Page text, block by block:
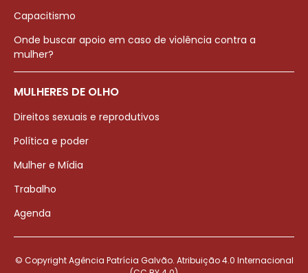
Capacitismo
Onde buscar apoio em caso de violência contra a
mulher?
MULHERES DE OLHO
Direitos sexuais e reprodutivos
Política e poder
Mulher e Mídia
Trabalho
Agenda
© Copyright Agência Patrícia Galvão. Atribuição 4.0 Internacional